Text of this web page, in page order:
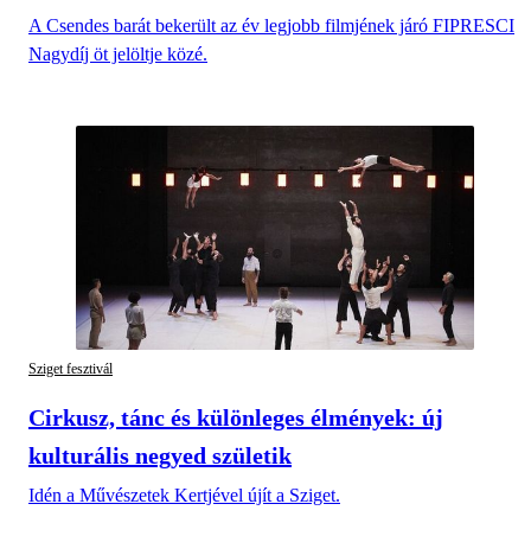
A Csendes barát bekerült az év legjobb filmjének járó FIPRESCI
Nagydíj öt jelöltje közé.
Sziget fesztivál
Cirkusz, tánc és különleges élmények: új
kulturális negyed születik
Idén a Művészetek Kertjével újít a Sziget.